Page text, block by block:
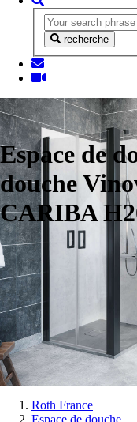
recherche
Espace de
douche
CARIBA
Vous Roth France
Espace de douche